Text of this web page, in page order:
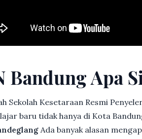
Bandung Apa
Sekolah Kesetaraan Resmi
baru tidak hanya di Kota
Ada banyak alasan